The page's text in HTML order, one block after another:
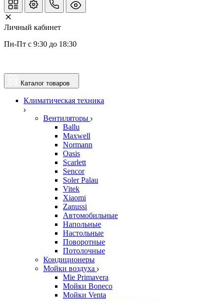
Личный кабинет
Пн-Пт с 9:30 до 18:30
Каталог товаров
Климатическая техника
Вентиляторы
Ballu
Maxwell
Normann
Oasis
Scarlett
Sencor
Soler Palau
Vitek
Xiaomi
Zanussi
Автомобильные
Напольные
Настольные
Поворотные
Потолочные
Кондиционеры
Мойки воздуха
Mie Primavera
Мойки Boneco
Мойки Venta